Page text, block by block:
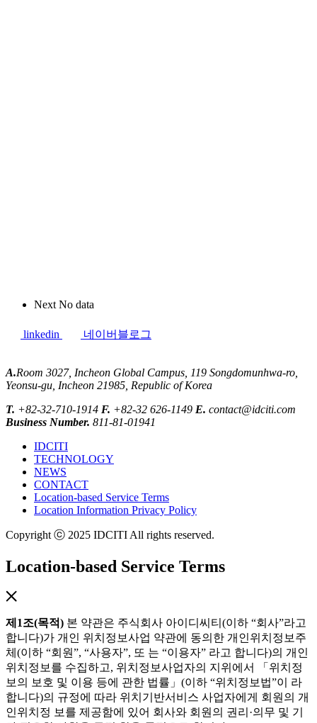
Next No data
linkedin 네이버블로그
A.Room 3027, Incheon Global Campus, 119 Songdomunhwa-ro,
Yeonsu-gu, Incheon 21985, Republic of Korea
T. +82-32-710-1914 F. +82-32 626-1149 E. contact@idciti.com
Business Number. 811-81-01941
IDCITI
TECHNOLOGY
NEWS
CONTACT
Location-based Service Terms
Location Information Privacy Policy
Copyright ⓒ 2025 IDCITI All rights reserved.
Location-based Service Terms
제1조(목적) 본 약관은 주식회사 아이디씨티(이하 “회사”라고
합니다)가 개인 위치정보사업 약관에 동의한 개인위치정보주
체(이하 “회원”, “사용자”, 또 는 “이용자” 라고 합니다)의 개인
위치정보를 수집하고, 위치정보사업자의 지위에서 「위치정
보의 보호 및 이용 등에 관한 법률」(이하 “위치정보법”이 라
합니다)의 규정에 따라 위치기반서비스 사업자에게 회원의 개
인위치정 보를 제공함에 있어 회사와 회원의 권리·의무 및 기